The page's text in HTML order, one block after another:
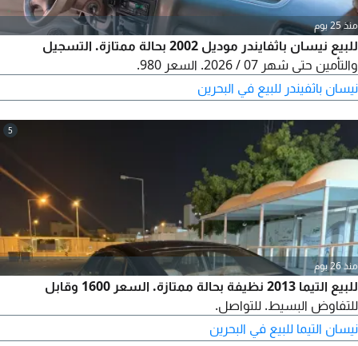
منذ 25 يوم
للبيع نيسان باثفايندر موديل 2002 بحالة ممتازة. التسجيل
والتأمين حتى شهر 07 / 2026. السعر 980.
نيسان باثفيندر للبيع في البحرين
5
منذ 26 يوم
للبيع التيما 2013 نظيفة بحالة ممتازة. السعر 1600 وقابل
للتفاوض البسيط. للتواصل.
نيسان التيما للبيع في البحرين